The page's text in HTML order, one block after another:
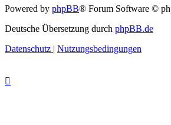
Powered by phpBB® Forum Software ©
Deutsche Übersetzung durch phpBB.de
Datenschutz | Nutzungsbedingungen